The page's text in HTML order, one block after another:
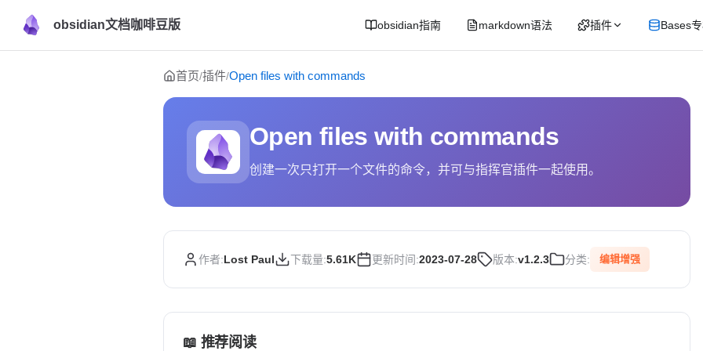
obsidian文档咖啡豆版 obsidian指南 markdown语法 插件 Bases
Skip to content
首页/插件/Open files with commands
Open files with commands
创建一次只打开一个文件的命令，并可与指挥官插件一起使用。
作者:Lost Paul 下载量:5.61K 更新时间:2023-07-28 版本:v1.2.3 分类: 编辑增强
📖 推荐阅读